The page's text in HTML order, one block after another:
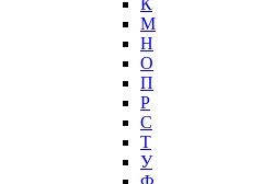
К
М
Н
О
П
Р
С
Т
У